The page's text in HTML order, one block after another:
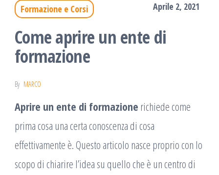
Formazione e Corsi Aprile 2, 2021
Come aprire un ente di
formazione
By MARCO
Aprire un ente di formazione richiede come
prima cosa una certa conoscenza di cosa
effettivamente è. Questo articolo nasce proprio con lo
scopo di chiarire l’idea su quello che è un centro di